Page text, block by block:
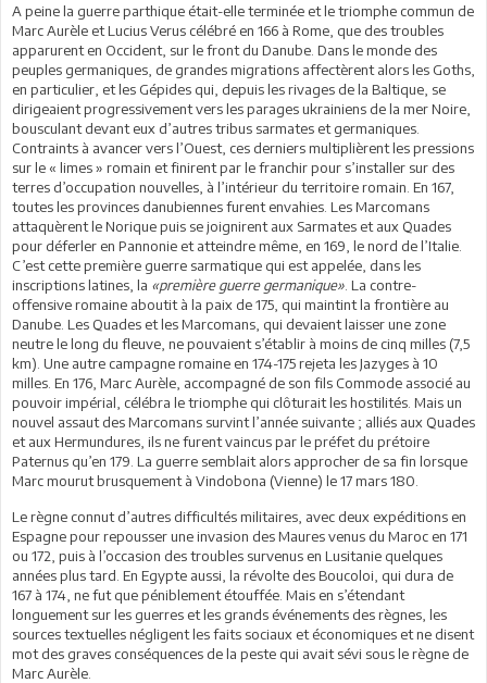
A peine la guerre parthique était-elle terminée et le triomphe commun de
Marc Aurèle et Lucius Verus célébré en 166 à Rome, que des troubles
apparurent en Occident, sur le front du Danube. Dans le monde des
peuples germaniques, de grandes migrations affectèrent alors les Goths,
en particulier, et les Gépides qui, depuis les rivages de la Baltique, se
dirigeaient progressivement vers les parages ukrainiens de la mer Noire,
bousculant devant eux d’autres tribus sarmates et germaniques.
Contraints à avancer vers l’Ouest, ces derniers multiplièrent les pressions
sur le « limes » romain et finirent par le franchir pour s’installer sur des
terres d’occupation nouvelles, à l’intérieur du territoire romain. En 167,
toutes les provinces danubiennes furent envahies. Les Marcomans
attaquèrent le Norique puis se joignirent aux Sarmates et aux Quades
pour déferler en Pannonie et atteindre même, en 169, le nord de l’Italie.
C’est cette première guerre sarmatique qui est appelée, dans les
inscriptions latines, la «première guerre germanique» . La contre-
offensive romaine aboutit à la paix de 175, qui maintint la frontière au
Danube. Les Quades et les Marcomans, qui devaient laisser une zone
neutre le long du fleuve, ne pouvaient s’établir à moins de cinq milles (7,5
km). Une autre campagne romaine en 174-175 rejeta les Jazyges à 10
milles. En 176, Marc Aurèle, accompagné de son fils Commode associé au
pouvoir impérial, célébra le triomphe qui clôturait les hostilités. Mais un
nouvel assaut des Marcomans survint l’année suivante ; alliés aux Quades
et aux Hermundures, ils ne furent vaincus par le préfet du prétoire
Paternus qu’en 179. La guerre semblait alors approcher de sa fin lorsque
Marc mourut brusquement à Vindobona (Vienne) le 17 mars 180.
Le règne connut d’autres difficultés militaires, avec deux expéditions en
Espagne pour repousser une invasion des Maures venus du Maroc en 171
ou 172, puis à l’occasion des troubles survenus en Lusitanie quelques
années plus tard. En Egypte aussi, la révolte des Boucoloi, qui dura de
167 à 174, ne fut que péniblement étouffée. Mais en s’étendant
longuement sur les guerres et les grands événements des règnes, les
sources textuelles négligent les faits sociaux et économiques et ne disent
mot des graves conséquences de la peste qui avait sévi sous le règne de
Marc Aurèle.